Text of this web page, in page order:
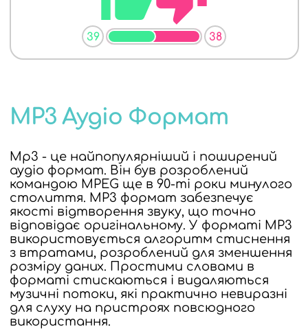
39 38
MP3 Аудіо Формат
Mp3 - це найпопулярніший і поширений
аудіо формат. Він був розроблений
командою MPEG ще в 90-ті роки минулого
столиття. MP3 формат забезпечує
якості відтворення звуку, що точно
відповідає оригінальному. У форматі MP3
використовується алгоритм стиснення
з втратами, розроблений для зменшення
розміру даних. Простими словами в
форматі стискаються і видаляються
музичні потоки, які практично невиразні
для слуху на пристроях повсюдного
використання.